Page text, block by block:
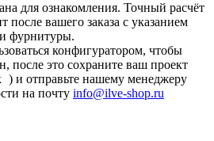
для ознакомления. Точный расчёт
вашего заказа с указанием
фурнитуры.
конфигуратором, чтобы
после это сохраните ваш проект
) и отправьте нашему менеджеру
на почту info@ilve-shop.ru